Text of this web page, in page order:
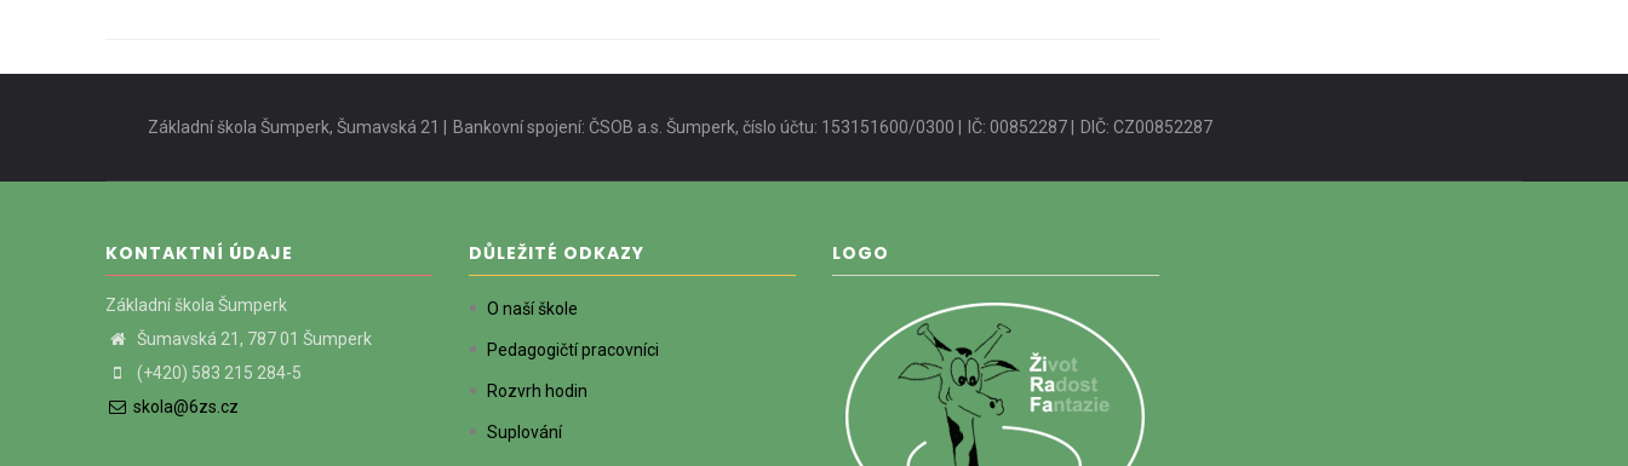
Základní škola Šumperk, Šumavská 21 | Bankovní spojení: ČSOB a.s. Šumperk, číslo účtu: 153151600/0300 | IČ: 00852287 | DIČ: CZ00852287
KONTAKTNÍ ÚDAJE
Základní škola Šumperk
Šumavská 21, 787 01 Šumperk
(+420) 583 215 284-5
skola@6zs.cz
DŮLEŽITÉ ODKAZY
O naší škole
Pedagogičtí pracovníci
Rozvrh hodin
Suplování
LOGO